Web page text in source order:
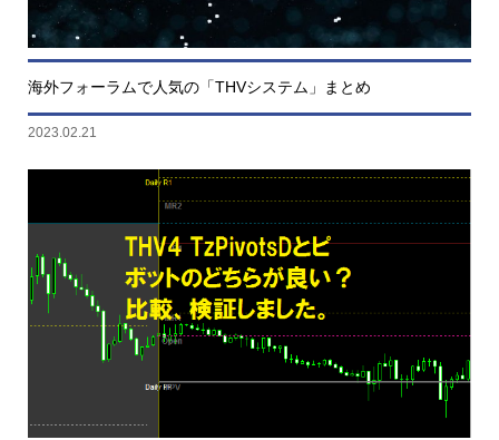
海外フォーラムで人気の「THVシステム」まとめ
2023.02.21